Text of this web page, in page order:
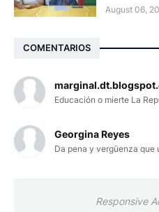
August 06,
COMENTARIOS
Educación o mierte La
Georgina Reyes
Da pena y vergüenza que
Responsive